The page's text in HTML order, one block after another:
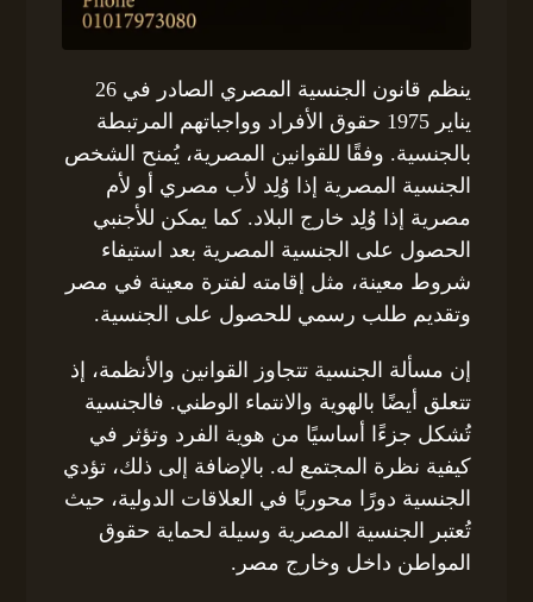
ينظم قانون الجنسية المصري الصادر في 26
يناير 1975 حقوق الأفراد وواجباتهم المرتبطة
بالجنسية. وفقًا للقوانين المصرية، يُمنح الشخص
الجنسية المصرية إذا وُلِد لأب مصري أو لأم
مصرية إذا وُلِد خارج البلاد. كما يمكن للأجنبي
الحصول على الجنسية المصرية بعد استيفاء
شروط معينة، مثل إقامته لفترة معينة في مصر
وتقديم طلب رسمي للحصول على الجنسية.
إن مسألة الجنسية تتجاوز القوانين والأنظمة، إذ
تتعلق أيضًا بالهوية والانتماء الوطني. فالجنسية
تُشكل جزءًا أساسيًا من هوية الفرد وتؤثر في
كيفية نظرة المجتمع له. بالإضافة إلى ذلك، تؤدي
الجنسية دورًا محوريًا في العلاقات الدولية، حيث
تُعتبر الجنسية المصرية وسيلة لحماية حقوق
المواطن داخل وخارج مصر.